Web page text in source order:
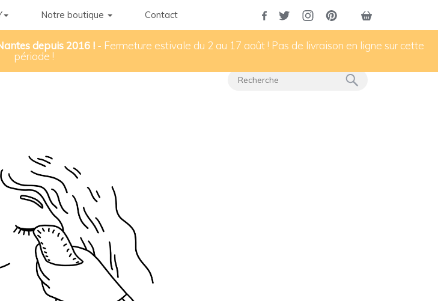
Notre boutique Contact
depuis 2016 ! - Fermeture estivale du 2 au 17 août ! Pas de livraison en ligne sur cette
période !